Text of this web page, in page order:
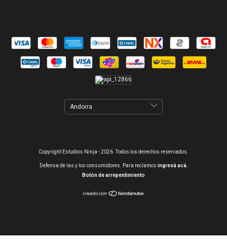
Copyright Estudios Ninja - 2026. Todos los derechos reservados.
Defensa de las y los consumidores. Para reclamos ingresá acá.
Botón de arrepentimiento